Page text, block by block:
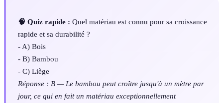
🧠 Quiz rapide : Quel matériau est connu pour sa croissance
rapide et sa durabilité ?
- A) Bois
- B) Bambou
- C) Liège
Réponse : B — Le bambou peut croître jusqu'à un mètre par
jour, ce qui en fait un matériau exceptionnellement